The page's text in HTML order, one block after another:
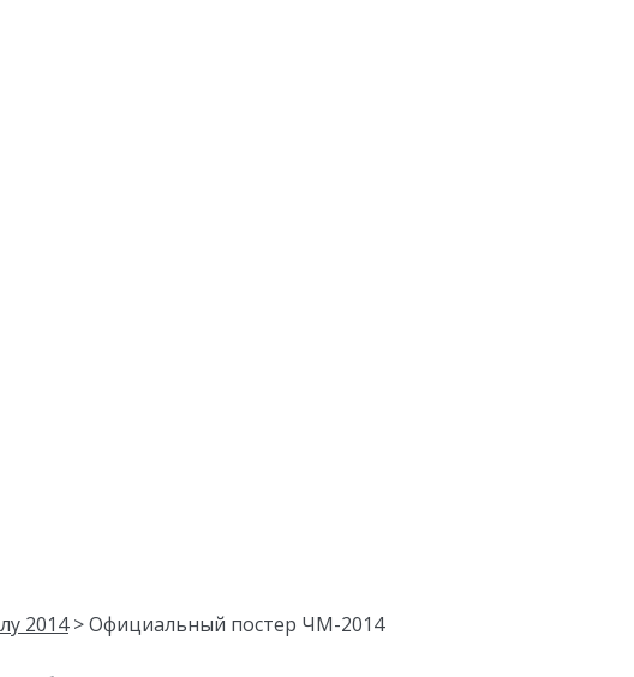
2014> Официальный постер ЧМ-2014